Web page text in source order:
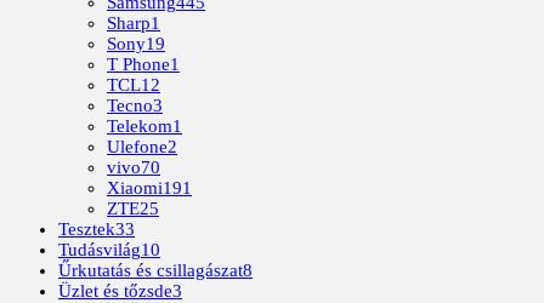
Sharp1
Sony19
T Phone1
TCL12
Tecno3
Telekom1
Ulefone2
vivo70
Xiaomi191
ZTE25
Tesztek33
Tudásvilág10
Űrkutatás és csillagászat8
Üzlet és tőzsde3